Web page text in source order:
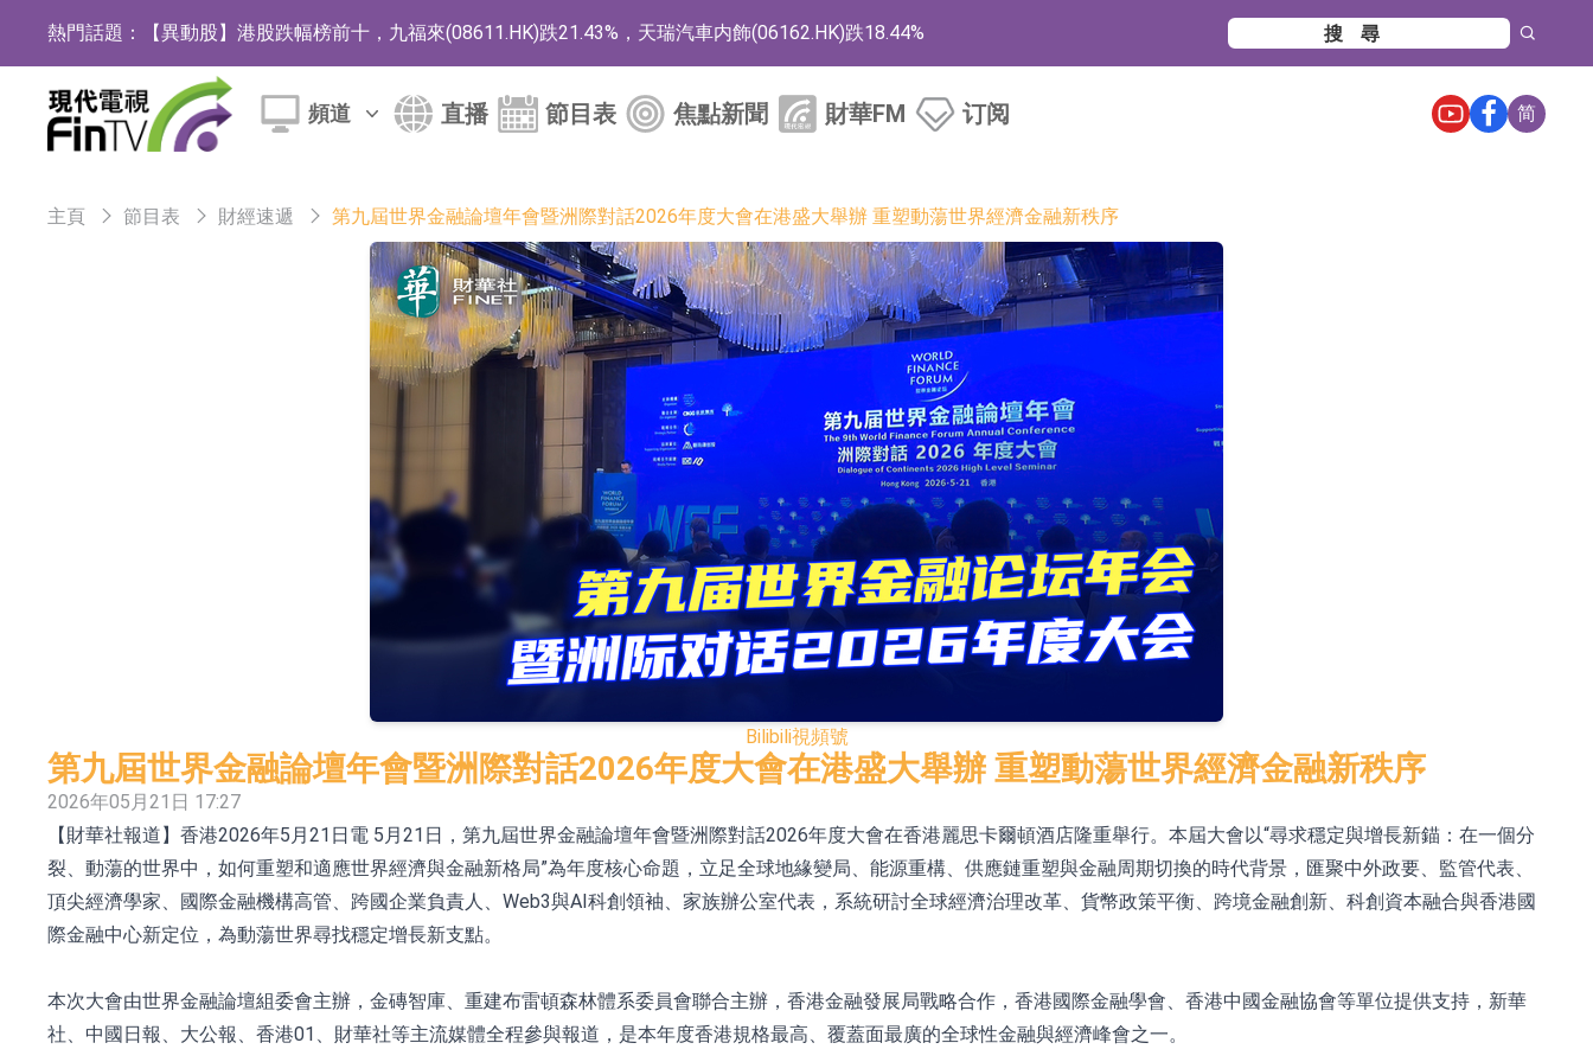
熱門話題： 【異動股】港股跌幅榜前十，九福來(08611.HK)跌21.43%，天瑞汽車内飾(06162.HK)跌18.44%
【異動股】港股漲幅榜前十，佳明集團控股(01271.HK)漲+78.22%，拿森科技(02261.HK)漲+64.11%
斯迪克：公司為國內摺疊屏核心功能材料供應商
聚辰股份：公司VPD芯片已順利通過目標客戶的測試認證
上期所：7月份對11個實際控制關系賬戶組採取限制開倉的監管措施
特發服務：成功中標嗶哩嗶哩上海濱江總部物業服務項目
亞太股份：公司是零跑汽車和Stellantis集團的供應商
理工雷科面向邊緣AI場景推出"山海"系列智算模組 系列產品基於國產CPU與GPU構建
【異動股】醫療研發外包板塊拉升，博騰股份(300363.CN)漲20.02%
依米康：海外交付以東南亞、中東市場為主 並已取得歐美相關認證
上交所：財通多策略福鑫定期開放靈活配置混合型發起式證券投資基金臨時停牌
上交所：景順長城全球半導體芯片產業股票型證券投資基金臨時停牌
【異動股】港股跌幅榜前十，卡森國際(00496.HK)跌22.40%，九福來(08611.HK)跌21.01%
【異動股】港股漲幅榜前十，拿森科技(02261.HK)漲+75.05%，辰興發展(02286.HK)漲+64.91%
神火股份：新疆神火鋁水轉化率已100%
【異動股】焦炭Ⅲ板塊下挫，陝西黑貓(601015.CN)跌8.38%
浙江證監局對財通證券股份有限公司採取出具警示函措施
山金國際：港股上市工作正常推進中
頻道 直播 節目表 焦點新聞 財華FM 订阅 简
主頁 節目表 財經速遞 第九屆世界金融論壇年會暨洲際對話2026年度大會在港盛大舉辦 重塑動蕩世界經濟金融新秩序
Bilibili視頻號
第九屆世界金融論壇年會暨洲際對話2026年度大會在港盛大舉辦 重塑動蕩世界經濟金融新秩序
2026年05月21日 17:27
【財華社報道】香港2026年5月21日電 5月21日，第九屆世界金融論壇年會暨洲際對話2026年度大會在香港麗思卡爾頓酒店隆重舉行。本屆大會以“尋求穩定與增長新錨：在一個分
裂、動蕩的世界中，如何重塑和適應世界經濟與金融新格局”為年度核心命題，立足全球地緣變局、能源重構、供應鏈重塑與金融周期切換的時代背景，匯聚中外政要、監管代表、
頂尖經濟學家、國際金融機構高管、跨國企業負責人、Web3與AI科創領袖、家族辦公室代表，系統研討全球經濟治理改革、貨幣政策平衡、跨境金融創新、科創資本融合與香港國
際金融中心新定位，為動蕩世界尋找穩定增長新支點。
本次大會由世界金融論壇組委會主辦，金磚智庫、重建布雷頓森林體系委員會聯合主辦，香港金融發展局戰略合作，香港國際金融學會、香港中國金融協會等單位提供支持，新華
社、中國日報、大公報、香港01、財華社等主流媒體全程參與報道，是本年度香港規格最高、覆蓋面最廣的全球性金融與經濟峰會之一。